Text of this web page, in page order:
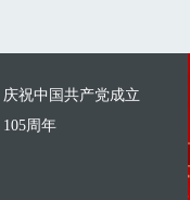
庆祝中国共产党成立
105周年